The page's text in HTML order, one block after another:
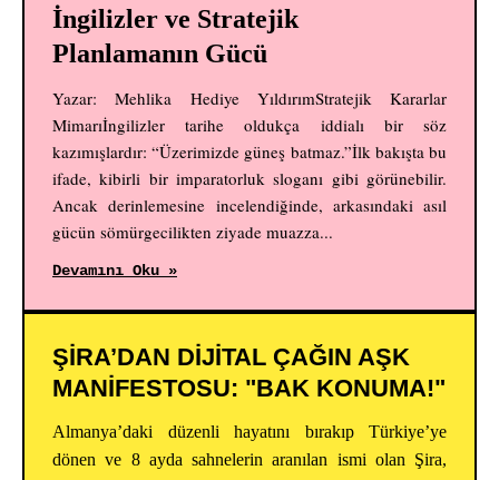
İngilizler ve Stratejik
Planlamanın Gücü
Yazar: Mehlika Hediye YıldırımStratejik Kararlar
Mimarıİngilizler tarihe oldukça iddialı bir söz
kazımışlardır: “Üzerimizde güneş batmaz.”İlk bakışta bu
ifade, kibirli bir imparatorluk sloganı gibi görünebilir.
Ancak derinlemesine incelendiğinde, arkasındaki asıl
gücün sömürgecilikten ziyade muazza...
Devamını Oku »
ŞİRA’DAN DİJİTAL ÇAĞIN AŞK
MANİFESTOSU: "BAK KONUMA!"
Almanya’daki düzenli hayatını bırakıp Türkiye’ye
dönen ve 8 ayda sahnelerin aranılan ismi olan Şira,